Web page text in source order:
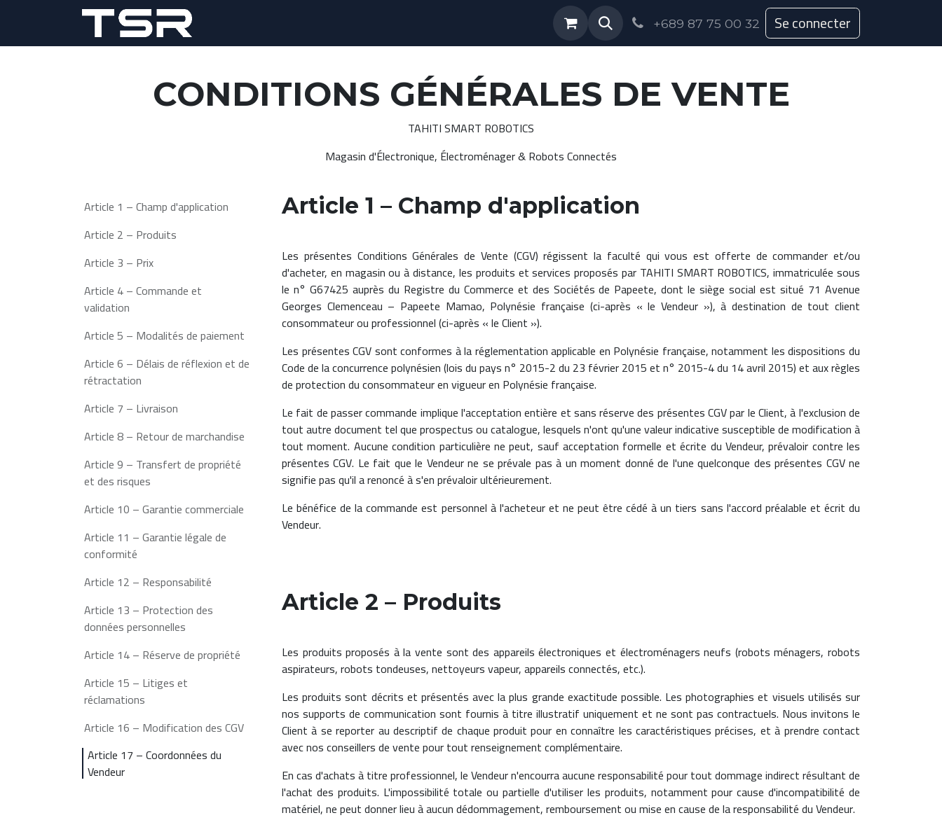
Se rendre au contenu
Promo +689 87 75 00 32 Se connecter
CONDITIONS GÉNÉRALES DE VENTE
TAHITI SMART ROBOTICS
Magasin d'Électronique, Électroménager & Robots Connectés
Article 1 – Champ d'application
Article 2 – Produits
Article 3 – Prix
Article 4 – Commande et
validation
Article 5 – Modalités de paiement
Article 6 – Délais de réflexion et de
rétractation
Article 7 – Livraison
Article 8 – Retour de marchandise
Article 9 – Transfert de propriété
et des risques
Article 10 – Garantie commerciale
Article 11 – Garantie légale de
conformité
Article 12 – Responsabilité
Article 13 – Protection des
données personnelles
Article 14 – Réserve de propriété
Article 15 – Litiges et
réclamations
Article 16 – Modification des CGV
Article 17 – Coordonnées du
Vendeur
Article 1 – Champ d'application
Les présentes Conditions Générales de Vente (CGV) régissent la faculté qui vous est offerte de commander et/ou
d'acheter, en magasin ou à distance, les produits et services proposés par TAHITI SMART ROBOTICS, immatriculée sous
le n° G67425 auprès du Registre du Commerce et des Sociétés de Papeete, dont le siège social est situé 71 Avenue
Georges Clemenceau – Papeete Mamao, Polynésie française (ci-après « le Vendeur »), à destination de tout client
consommateur ou professionnel (ci-après « le Client »).
Les présentes CGV sont conformes à la réglementation applicable en Polynésie française, notamment les dispositions du
Code de la concurrence polynésien (lois du pays n° 2015-2 du 23 février 2015 et n° 2015-4 du 14 avril 2015) et aux règles
de protection du consommateur en vigueur en Polynésie française.
Le fait de passer commande implique l'acceptation entière et sans réserve des présentes CGV par le Client, à l'exclusion de
tout autre document tel que prospectus ou catalogue, lesquels n'ont qu'une valeur indicative susceptible de modification à
tout moment. Aucune condition particulière ne peut, sauf acceptation formelle et écrite du Vendeur, prévaloir contre les
présentes CGV. Le fait que le Vendeur ne se prévale pas à un moment donné de l'une quelconque des présentes CGV ne
signifie pas qu'il a renoncé à s'en prévaloir ultérieurement.
Le bénéfice de la commande est personnel à l'acheteur et ne peut être cédé à un tiers sans l'accord préalable et écrit du
Vendeur.
Article 2 – Produits
Les produits proposés à la vente sont des appareils électroniques et électroménagers neufs (robots ménagers, robots
aspirateurs, robots tondeuses, nettoyeurs vapeur, appareils connectés, etc.).
Les produits sont décrits et présentés avec la plus grande exactitude possible. Les photographies et visuels utilisés sur
nos supports de communication sont fournis à titre illustratif uniquement et ne sont pas contractuels. Nous invitons le
Client à se reporter au descriptif de chaque produit pour en connaître les caractéristiques précises, et à prendre contact
avec nos conseillers de vente pour tout renseignement complémentaire.
En cas d'achats à titre professionnel, le Vendeur n'encourra aucune responsabilité pour tout dommage indirect résultant de
l'achat des produits. L'impossibilité totale ou partielle d'utiliser les produits, notamment pour cause d'incompatibilité de
matériel, ne peut donner lieu à aucun dédommagement, remboursement ou mise en cause de la responsabilité du Vendeur.